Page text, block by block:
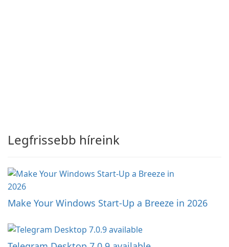
Legfrissebb híreink
Make Your Windows Start-Up a Breeze in 2026